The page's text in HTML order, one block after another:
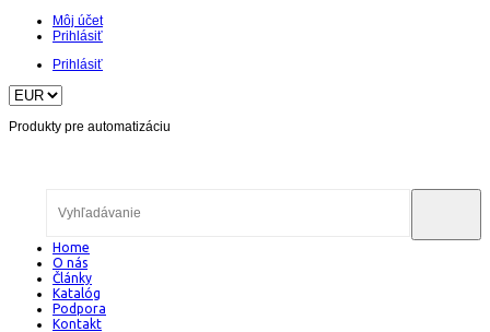
Môj účet
Prihlásiť
Prihlásiť
Produkty pre automatizáciu
Home
O nás
Články
Katalóg
Podpora
Kontakt